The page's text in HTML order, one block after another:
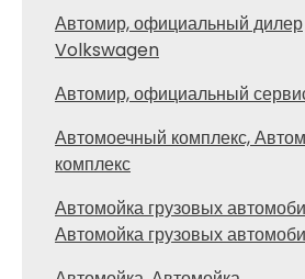
Автомир, официальный дилер
Volkswagen
Автомир, официальный
Автомоечный комплекс,
комплекс
Автомойка грузовых
Автомойка грузовых